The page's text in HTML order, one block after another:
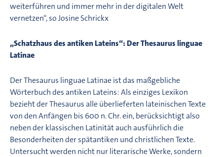
weiterführen und immer mehr in der digitalen Welt
vernetzen“, so Josine Schrickx
„Schatzhaus des antiken Lateins“: Der Thesaurus linguae
Latinae
Der Thesaurus linguae Latinae ist das maßgebliche
Wörterbuch des antiken Lateins: Als einziges Lexikon
bezieht der Thesaurus alle überlieferten lateinischen Texte
von den Anfängen bis 600 n. Chr. ein, berücksichtigt also
neben der klassischen Latinität auch ausführlich die
Besonderheiten der spätantiken und christlichen Texte.
Untersucht werden nicht nur literarische Werke, sondern